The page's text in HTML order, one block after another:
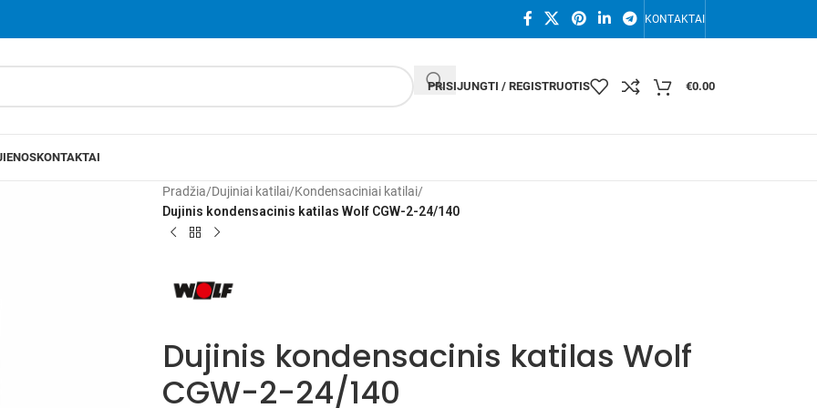
KONTAKTAI
PRISIJUNGTI / REGISTRUOTIS €0.00
KONTAKTAI
Pradžia/Dujiniai katilai/Kondensaciniai katilai/
Dujinis kondensacinis katilas Wolf CGW-2-24/140
Dujinis kondensacinis katilas Wolf
CGW-2-24/140